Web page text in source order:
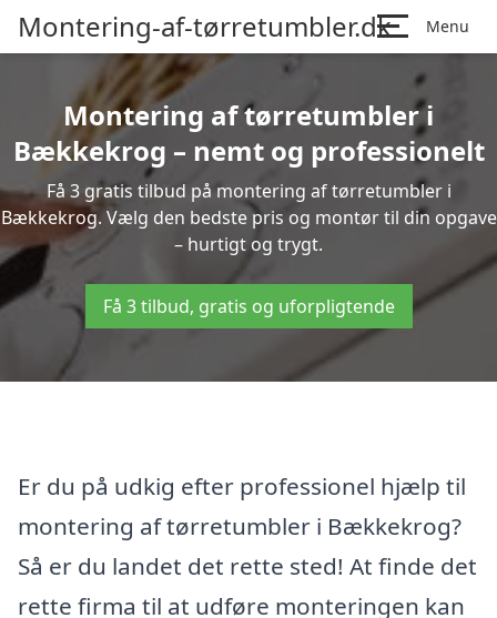
Montering-af-tørretumbler.dk Menu
Montering af tørretumbler i
Bækkekrog – nemt og professionelt
Få 3 gratis tilbud på montering af tørretumbler i
Bækkekrog. Vælg den bedste pris og montør til din opgave
– hurtigt og trygt.
Få 3 tilbud, gratis og uforpligtende
Er du på udkig efter professionel hjælp til
montering af tørretumbler i Bækkekrog?
Så er du landet det rette sted! At finde det
rette firma til at udføre monteringen kan